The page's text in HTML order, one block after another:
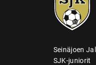
juniorit
Seinäjoen
SJK-juniorit